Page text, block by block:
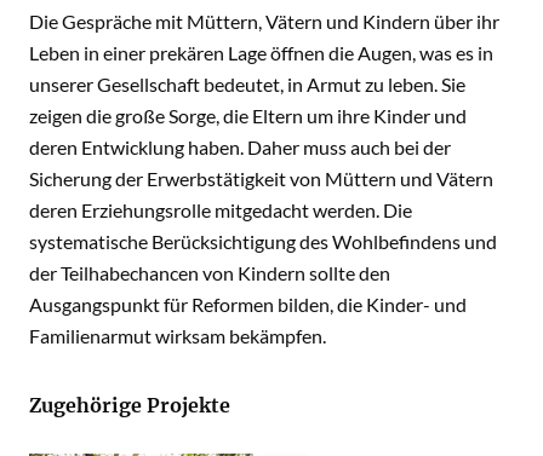
Die Gespräche mit Müttern, Vätern und Kindern über ihr
Leben in einer prekären Lage öffnen die Augen, was es in
unserer Gesellschaft bedeutet, in Armut zu leben. Sie
zeigen die große Sorge, die Eltern um ihre Kinder und
deren Entwicklung haben. Daher muss auch bei der
Sicherung der Erwerbstätigkeit von Müttern und Vätern
deren Erziehungsrolle mitgedacht werden. Die
systematische Berücksichtigung des Wohlbefindens und
der Teilhabechancen von Kindern sollte den
Ausgangspunkt für Reformen bilden, die Kinder- und
Familienarmut wirksam bekämpfen.
Zugehörige Projekte